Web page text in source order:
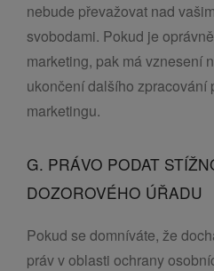
nebude převažovat nad
svobodami. Pokud je
marketing, pak má vznesení
ukončení dalšího zpracování
marketingu.
G. PRÁVO PODAT
DOZOROVÉHO ÚŘADU
Pokud se domníváte, že
práv v oblasti ochrany